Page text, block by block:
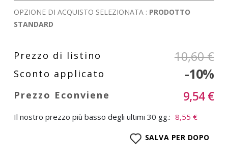
OPZIONE DI ACQUISTO SELEZIONATA : PRODOTTO
STANDARD
10,60 €
-10%
9,54 €
Il nostro prezzo più basso degli ultimi 30 gg.: 8,55 €
SALVA PER DOPO